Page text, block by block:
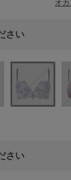
オ
さい
さい